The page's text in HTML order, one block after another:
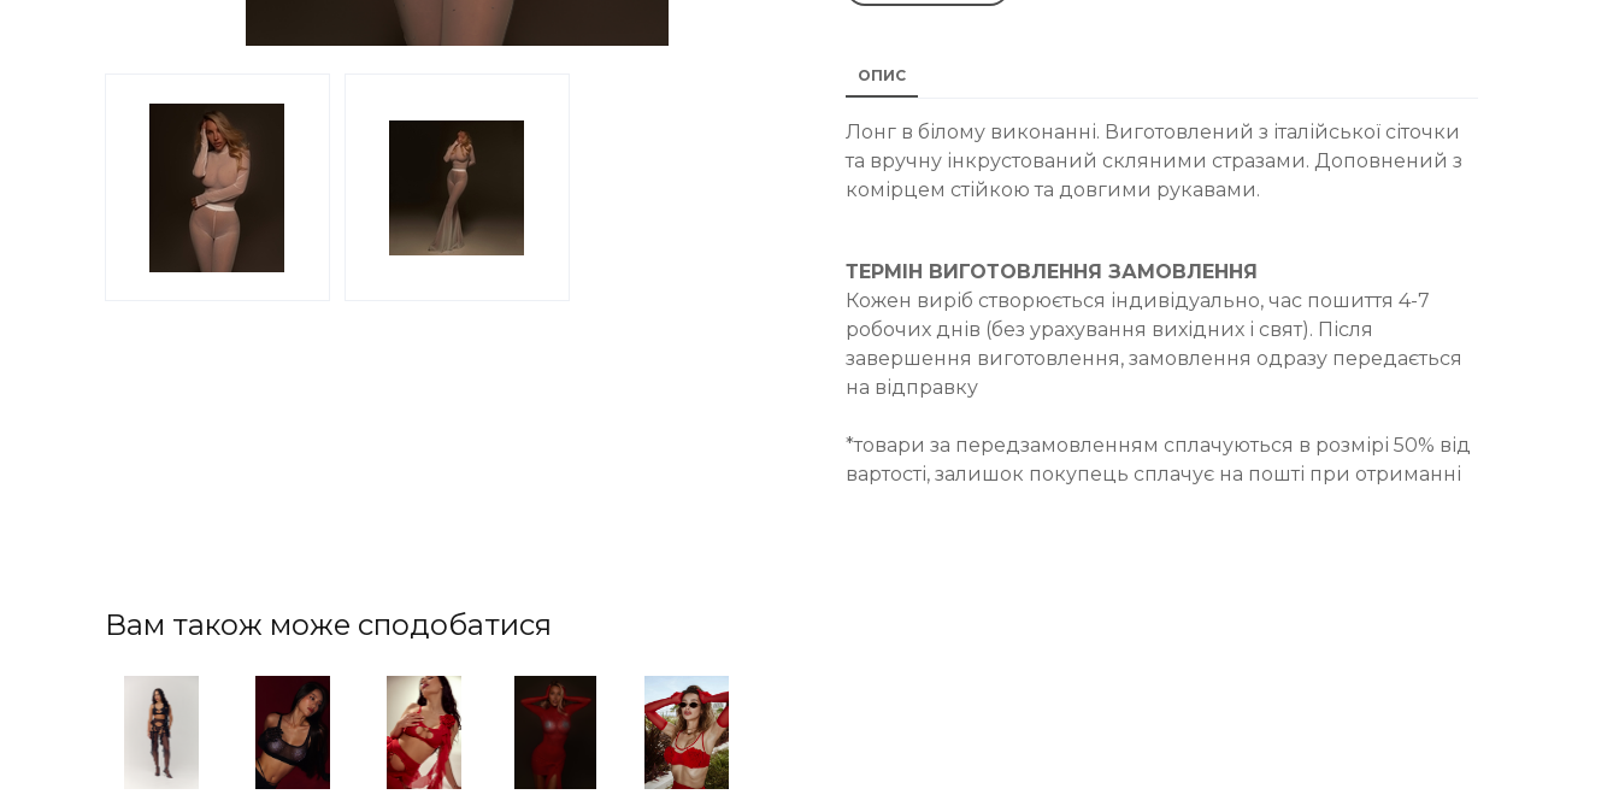
ОПИС
Лонг в білому виконанні. Виготовлений з італійської сіточки
та вручну інкрустований скляними стразами. Доповнений з
комірцем стійкою та довгими рукавами.
ТЕРМІН ВИГОТОВЛЕННЯ ЗАМОВЛЕННЯ
Кожен виріб створюється індивідуально, час пошиття 4-7
робочих днів (без урахування вихідних і свят). Після
завершення виготовлення, замовлення одразу передається
на відправку
*товари за передзамовленням сплачуються в розмірі 50% від
вартості, залишок покупець сплачує на пошті при отриманні
Вам також може сподобатися